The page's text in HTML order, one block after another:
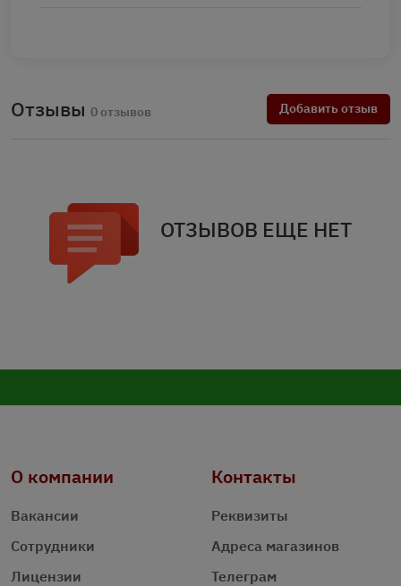
Отзывы 0 отзывов Добавить отзыв
ОТЗЫВОВ ЕЩЕ НЕТ
О компании
Вакансии
Сотрудники
Лицензии
Контакты
Реквизиты
Адреса магазинов
Телеграм